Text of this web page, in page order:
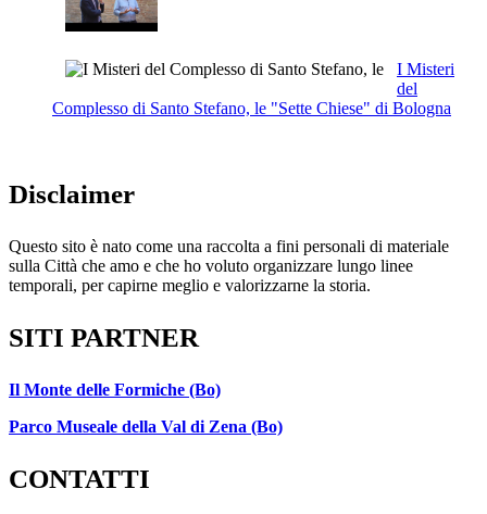
I Misteri
del
Complesso di Santo Stefano, le "Sette Chiese" di Bologna
Disclaimer
Questo sito è nato come una raccolta a fini personali di materiale
sulla Città che amo e che ho voluto organizzare lungo linee
temporali, per capirne meglio e valorizzarne la storia.
SITI PARTNER
Il Monte delle Formiche (Bo)
Parco Museale della Val di Zena (Bo)
CONTATTI